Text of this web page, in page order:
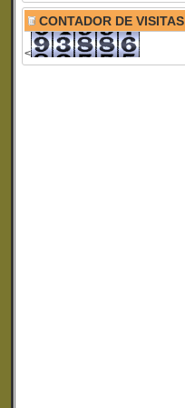
CONTADOR DE VISITAS
<